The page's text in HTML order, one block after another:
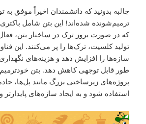
جالبه بدونید که دانشمندان اخیراً موفق به
ترمیم‌شونده شده‌اند! این بتن شامل
که در صورت بروز ترک در ساختار بتن،
تولید کلسیت، ترک‌ها را پر می‌کنند. این
سازه‌ها را افزایش دهد و هزینه‌های
طور قابل توجهی کاهش دهد. بتن
پروژه‌های زیرساختی بزرگ مانند پل‌ها،
استفاده شود و به ایجاد سازه‌های